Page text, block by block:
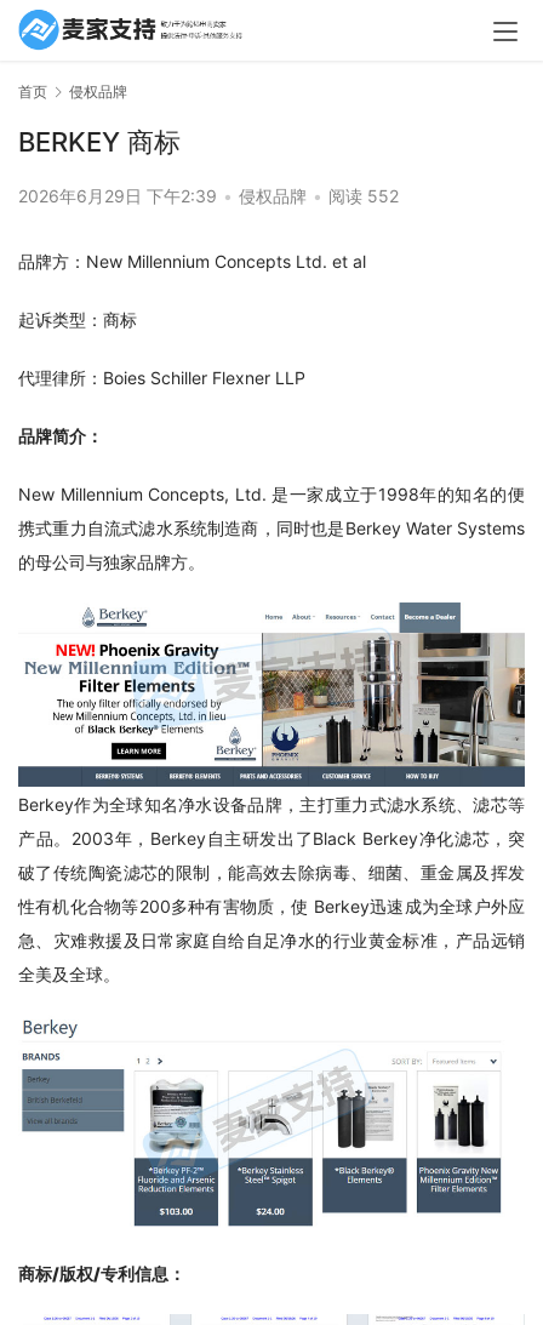
首页 侵权品牌
BERKEY 商标
2026年6月29日 下午2:39 • 侵权品牌 • 阅读 552
品牌方：New Millennium Concepts Ltd. et al
起诉类型：商标
代理律所：Boies Schiller Flexner LLP
品牌简介：
New Millennium Concepts, Ltd. 是一家成立于1998年的知名的便
携式重力自流式滤水系统制造商，同时也是Berkey Water Systems
的母公司与独家品牌方。
Berkey作为全球知名净水设备品牌，主打重力式滤水系统、滤芯等
产品。2003年，Berkey自主研发出了Black Berkey净化滤芯，突
破了传统陶瓷滤芯的限制，能高效去除病毒、细菌、重金属及挥发
性有机化合物等200多种有害物质，使 Berkey迅速成为全球户外应
急、灾难救援及日常家庭自给自足净水的行业黄金标准，产品远销
全美及全球。
商标/版权/专利信息 ：